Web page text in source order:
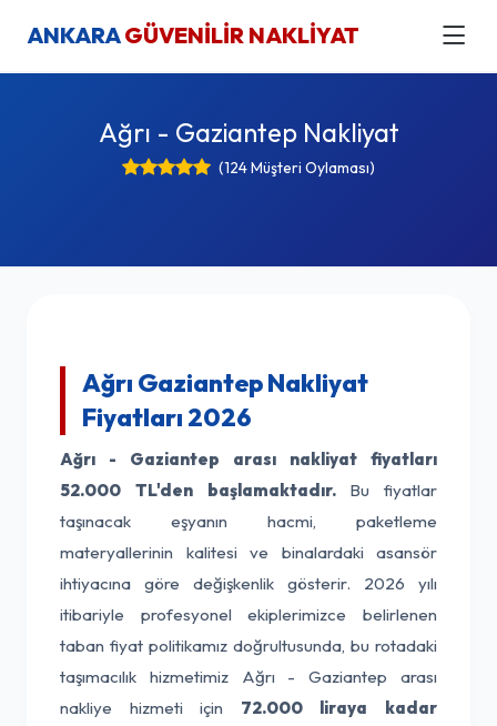
ANKARAGÜVENİLİR NAKLİYAT
Ağrı - Gaziantep Nakliyat
(124 Müşteri Oylaması)
Ağrı Gaziantep Nakliyat
Fiyatları 2026
Ağrı - Gaziantep arası nakliyat fiyatları
52.000 TL'den başlamaktadır.Bu fiyatlar
taşınacak eşyanın hacmi, paketleme
materyallerinin kalitesi ve binalardaki asansör
ihtiyacına göre değişkenlik gösterir. 2026 yılı
itibariyle profesyonel ekiplerimizce belirlenen
taban fiyat politikamız doğrultusunda, bu rotadaki
taşımacılık hizmetimiz Ağrı - Gaziantep arası
nakliye hizmeti için 72.000 liraya kadar